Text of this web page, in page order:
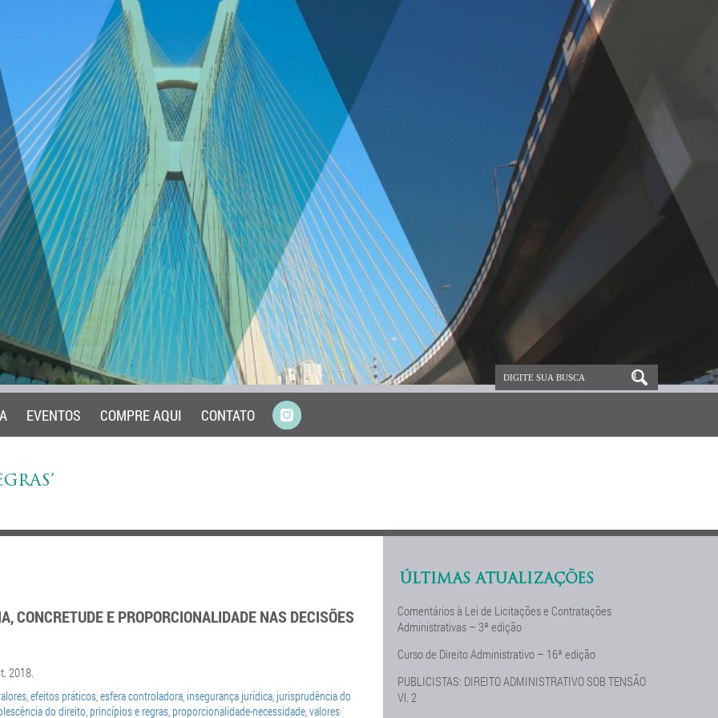
EVENTOS COMPRE AQUI CONTATO
CONCRETUDE E PROPORCIONALIDADE NAS DECISÕES
2018.
,efeitos práticos,esfera controladora, insegurança jurídica, jurisprudência do
do direito, princípios e regras, proporcionalidade-necessidade,valores
ÚLTIMAS ATUALIZAÇÕES
Comentários à Lei de Licitações e Contratações
Administrativas – 3ª edição
Curso de Direito Administrativo – 16ª edição
PUBLICISTAS: DIREITO ADMINISTRATIVO SOB TENSÃO
Vl. 2